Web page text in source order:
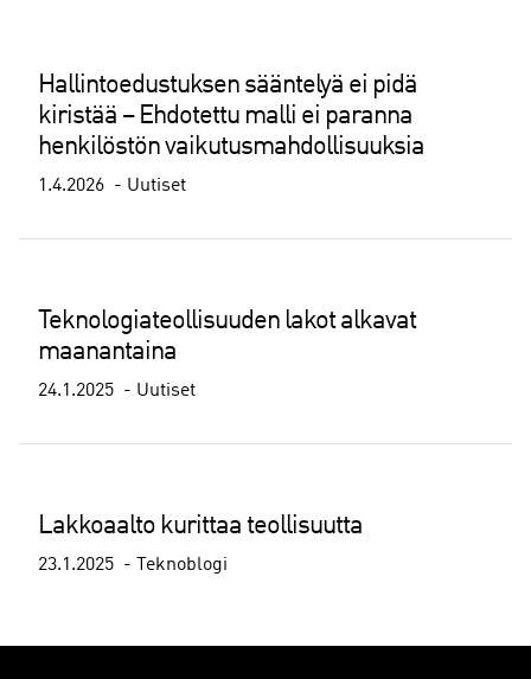
Hallintoedustuksen sääntelyä ei pidä
kiristää – Ehdotettu malli ei paranna
henkilöstön vaikutusmahdollisuuksia
1.4.2026 Uutiset
Teknologiateollisuuden lakot alkavat
maanantaina
24.1.2025 Uutiset
Lakkoaalto kurittaa teollisuutta
23.1.2025 Teknoblogi